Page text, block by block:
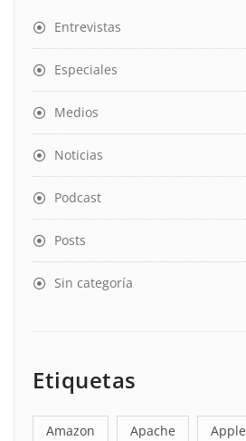
Entrevistas
Especiales
Medios
Noticias
Podcast
Posts
Sin categoría
Etiquetas
Amazon Apache Apple